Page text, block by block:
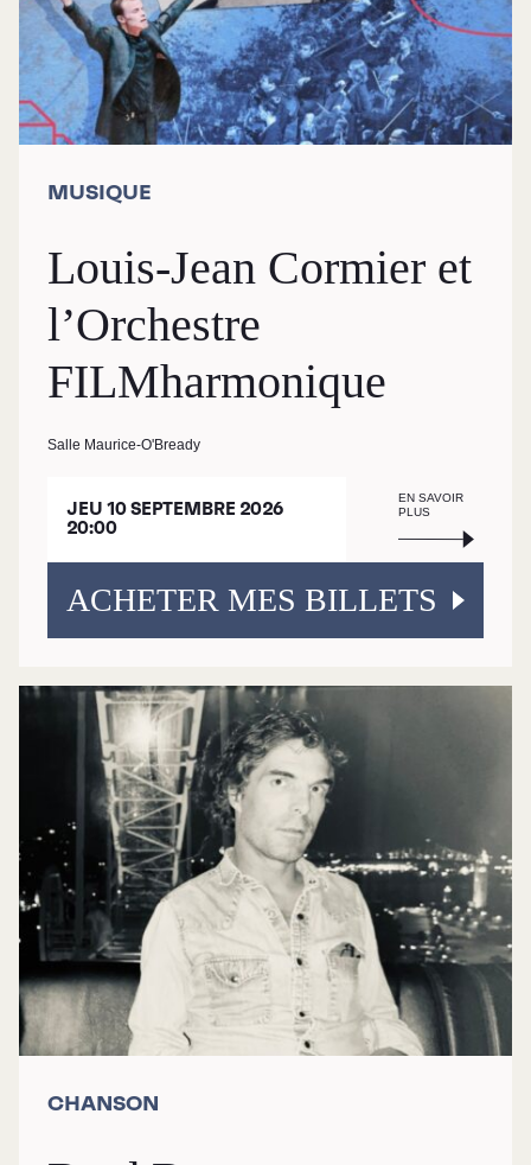
MUSIQUE
Louis-Jean Cormier et
l’Orchestre
FILMharmonique
Salle Maurice-O'Bready
JEU 10 SEPTEMBRE 2026
20:00
EN SAVOIR
PLUS
ACHETER MES BILLETS
CHANSON